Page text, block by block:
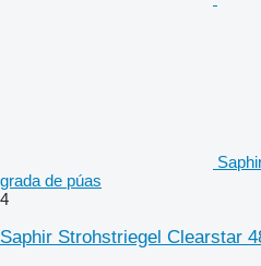
grada de púas
4
Saphir Strohstriegel Clearstar